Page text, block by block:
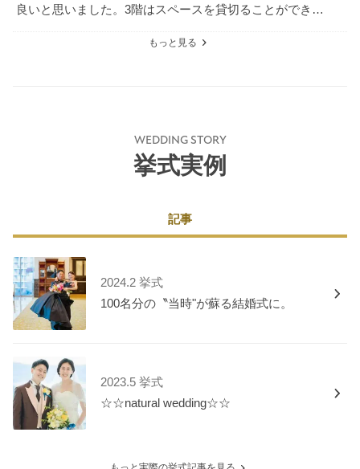
良いと思いました。3階はスペースを貸切ることができる
もっと見る
WEDDING STORY
挙式実例
記事
2024.2 挙式
100名分の〝当時"が蘇る結婚式に。
2023.5 挙式
☆☆natural wedding☆☆